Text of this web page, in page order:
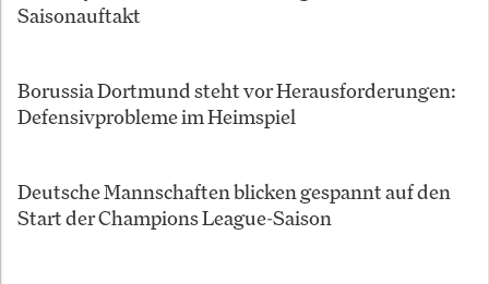
Saisonauftakt
Borussia Dortmund steht vor Herausforderungen:
Defensivprobleme im Heimspiel
Deutsche Mannschaften blicken gespannt auf den
Start der Champions League-Saison